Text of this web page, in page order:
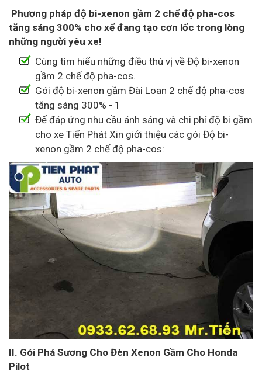
Phương pháp độ bi-xenon gầm 2 chế độ pha-cos
tăng sáng 300% cho xế đang tạo cơn lốc trong lòng
những người yêu xe!
Cùng tìm hiểu những điều thú vị về Độ bi-xenon
gầm 2 chế độ pha-cos.
Gói độ bi-xenon gầm Đài Loan 2 chế độ pha-cos
tăng sáng 300% - 1
Để đáp ứng nhu cầu ánh sáng và chi phí độ bi gầm
cho xe Tiến Phát Xin giới thiệu các gói Độ bi-
xenon gầm 2 chế độ pha-cos:
II. Gói Phá Sương Cho Đèn Xenon Gầm Cho Honda
Pilot